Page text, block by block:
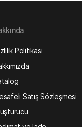
Politikası
Satış Sözleşmesi